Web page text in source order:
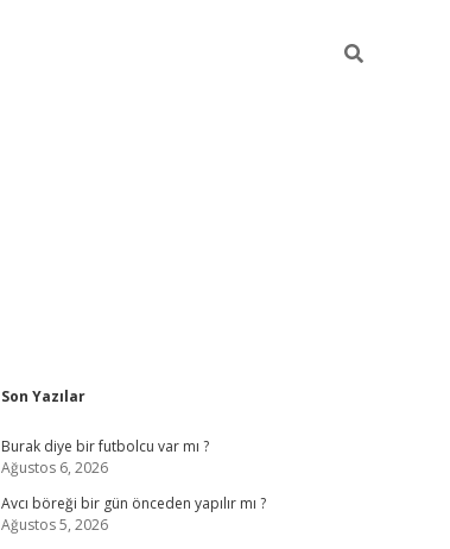
Sidebar
Son Yazılar
Burak diye bir futbolcu var mı ?
Ağustos 6, 2026
Avcı böreği bir gün önceden yapılır mı ?
Ağustos 5, 2026